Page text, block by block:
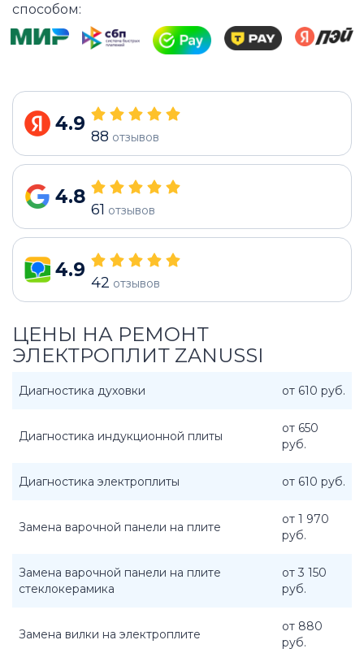
способом:
4.9
88 отзывов
4.8
61 отзывов
4.9
42 отзывов
ЦЕНЫ НА РЕМОНТ
ЭЛЕКТРОПЛИТ ZANUSSI
Диагностика духовки от 610 руб.
Диагностика индукционной плиты
от 650
руб.
Диагностика электроплиты от 610 руб.
Замена варочной панели на плите
от 1 970
руб.
Замена варочной панели на плите
стеклокерамика
от 3 150
руб.
Замена вилки на электроплите
от 880
руб.